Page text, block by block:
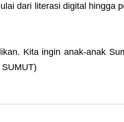
dari literasi digital hingga
Kita ingin anak-anak